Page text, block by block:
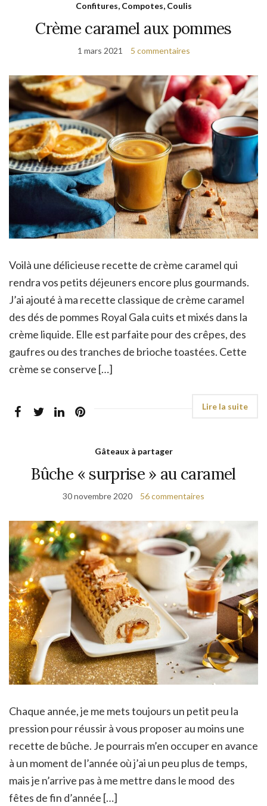
Confitures, Compotes, Coulis
Crème caramel aux pommes
1 mars 2021 5 commentaires
Voilà une délicieuse recette de crème caramel qui
rendra vos petits déjeuners encore plus gourmands.
J’ai ajouté à ma recette classique de crème caramel
des dés de pommes Royal Gala cuits et mixés dans la
crème liquide. Elle est parfaite pour des crêpes, des
gaufres ou des tranches de brioche toastées. Cette
crème se conserve […]
Gâteaux à partager
Bûche « surprise » au caramel
30 novembre 2020 56 commentaires
Chaque année, je me mets toujours un petit peu la
pression pour réussir à vous proposer au moins une
recette de bûche. Je pourrais m’en occuper en avance
à un moment de l’année où j’ai un peu plus de temps,
mais je n’arrive pas à me mettre dans le mood des
fêtes de fin d’année […]